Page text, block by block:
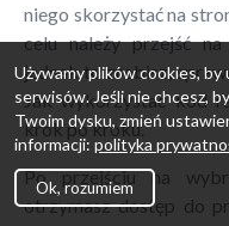
niego skorzystać na
celu należy przejść
jednak to zrobisz,
Jak wykorzystać kod
krok po kroku.
Po przejściu na
otrzymasz dostęp do
Używamy plików cookies, by
serwisów. Jeśli nie chcesz,
Twoim dysku, zmień
informacji: polityka
Ok, rozumiem